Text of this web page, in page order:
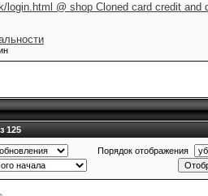
login.html @ shop Cloned card credit and
125
Порядок отображения